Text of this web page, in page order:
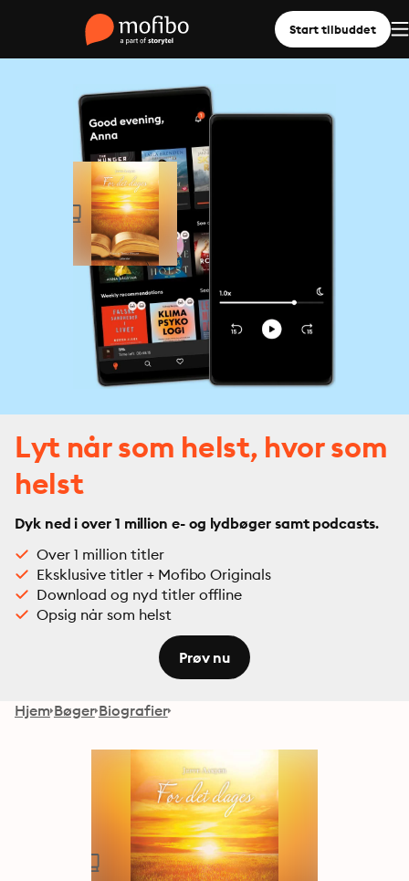
Start tilbuddet
Lyt når som helst, hvor som
helst
Dyk ned i over 1 million e- og lydbøger samt podcasts.
Over 1 million titler
Eksklusive titler + Mofibo Originals
Download og nyd titler offline
Opsig når som helst
Prøv nu
Hjem Bøger Biografier